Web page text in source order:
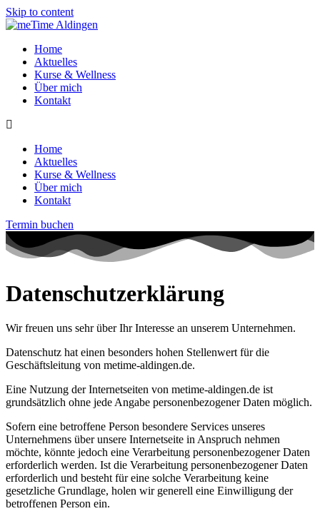
Skip to content
Home
Aktuelles
Kurse & Wellness
Über mich
Kontakt
Home
Aktuelles
Kurse & Wellness
Über mich
Kontakt
Termin buchen
Datenschutzerklärung
Wir freuen uns sehr über Ihr Interesse an unserem Unternehmen.
Datenschutz hat einen besonders hohen Stellenwert für die
Geschäftsleitung von metime-aldingen.de.
Eine Nutzung der Internetseiten von metime-aldingen.de ist
grundsätzlich ohne jede Angabe personenbezogener Daten möglich.
Sofern eine betroffene Person besondere Services unseres
Unternehmens über unsere Internetseite in Anspruch nehmen
möchte, könnte jedoch eine Verarbeitung personenbezogener Daten
erforderlich werden. Ist die Verarbeitung personenbezogener Daten
erforderlich und besteht für eine solche Verarbeitung keine
gesetzliche Grundlage, holen wir generell eine Einwilligung der
betroffenen Person ein.